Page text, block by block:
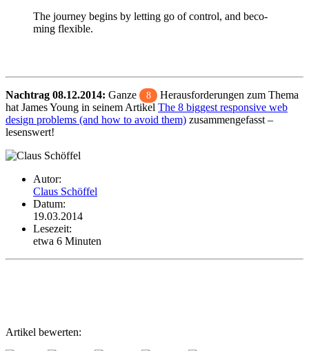
The journey begins by letting go of control, and beco­
ming flexible.
Nach­trag 08.12.2014: Ganze 8
Heraus­for­de­rungen zum Thema
hat James Young in seinem Artikel The 8 biggest respon­sive web
design problems (and how to avoid them) zusam­men­ge­fasst –
lesens­wert!
Autor:
Claus Schöffel
Datum:
19.03.2014
Lesezeit:
etwa 6 Minuten
Artikel bewerten: